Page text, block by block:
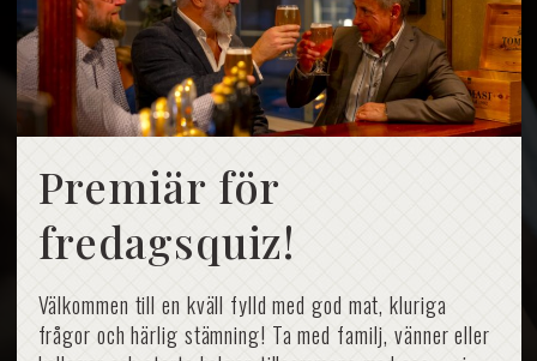
Premiär för
fredagsquiz!
Välkommen till en kväll fylld med god mat, kluriga
frågor och härlig stämning! Ta med familj, vänner eller